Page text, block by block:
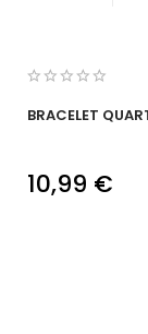
BRACELET
10,99 €